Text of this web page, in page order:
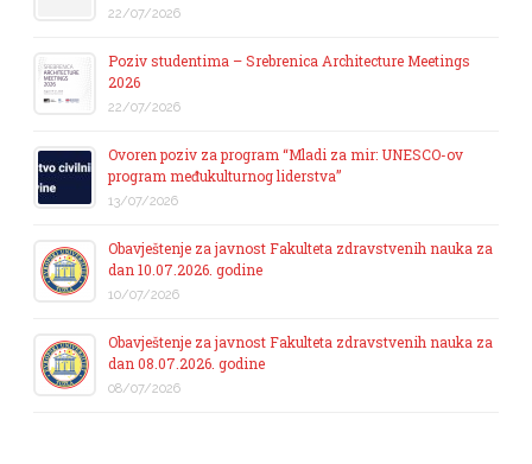
22/07/2026
Poziv studentima – Srebrenica Architecture Meetings
2026
22/07/2026
Ovoren poziv za program “Mladi za mir: UNESCO-ov
program međukulturnog liderstva”
13/07/2026
Obavještenje za javnost Fakulteta zdravstvenih nauka za
dan 10.07.2026. godine
10/07/2026
Obavještenje za javnost Fakulteta zdravstvenih nauka za
dan 08.07.2026. godine
08/07/2026